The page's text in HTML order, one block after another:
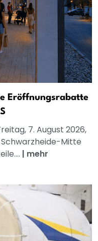
Eröffnungsrabatte
7. August 2026,
Mitte
| mehr